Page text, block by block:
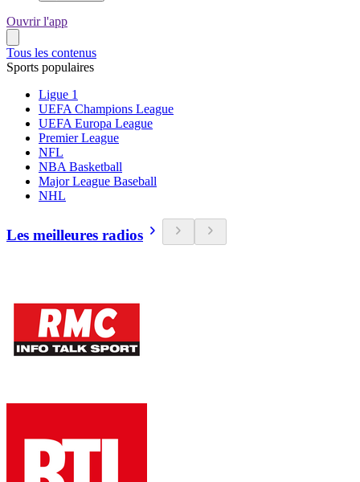
Ouvrir l'app
Tous les contenus
Sports populaires
Ligue 1
UEFA Champions League
UEFA Europa League
Premier League
NFL
NBA Basketball
Major League Baseball
NHL
Les meilleures radios